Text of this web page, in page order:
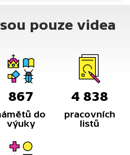
pouze videa
867
do
výuky
4 838
pracovních
listů